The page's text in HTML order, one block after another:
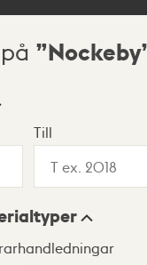
Nockeby
Karta
Till